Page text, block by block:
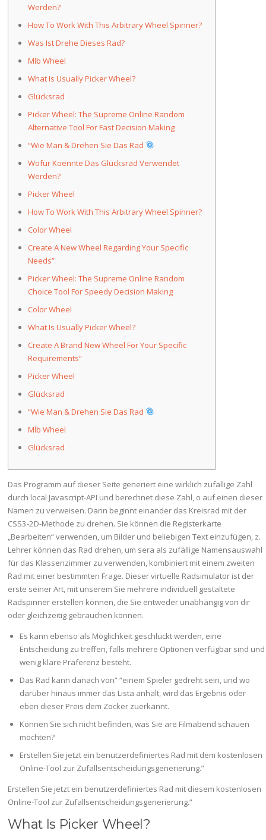
Werden?
How To Work With This Arbitrary Wheel Spinner?
Was Ist Drehe Dieses Rad?
Mlb Wheel
What Is Usually Picker Wheel?
Glücksrad
Picker Wheel: The Supreme Online Random
Alternative Tool For Fast Decision Making
“Wie Man & Drehen Sie Das Rad
Wofür Koennte Das Glücksrad Verwendet
Werden?
Picker Wheel
How To Work With This Arbitrary Wheel Spinner?
Color Wheel
Create A New Wheel Regarding Your Specific
Needs”
Picker Wheel: The Supreme Online Random
Choice Tool For Speedy Decision Making
Color Wheel
What Is Usually Picker Wheel?
Create A Brand New Wheel For Your Specific
Requirements”
Picker Wheel
Glücksrad
“Wie Man & Drehen Sie Das Rad
Mlb Wheel
Glücksrad
Das Programm auf dieser Seite generiert eine wirklich zufällige Zahl
durch local Javascript-API und berechnet diese Zahl, o auf einen dieser
Namen zu verweisen. Dann beginnt einander das Kreisrad mit der
CSS3-2D-Methode zu drehen. Sie können die Registerkarte
„Bearbeiten“ verwenden, um Bilder und beliebigen Text einzufügen, z.
Lehrer können das Rad drehen, um sera als zufällige Namensauswahl
für das Klassenzimmer zu verwenden, kombiniert mit einem zweiten
Rad mit einer bestimmten Frage. Dieser virtuelle Radsimulator ist der
erste seiner Art, mit unserem Sie mehrere individuell gestaltete
Radspinner erstellen können, die Sie entweder unabhängig von dir
oder gleichzeitig gebrauchen können.
Es kann ebenso als Möglichkeit geschluckt werden, eine
Entscheidung zu treffen, falls mehrere Optionen verfügbar sind und
wenig klare Präferenz besteht.
Das Rad kann danach von” “einem Spieler gedreht sein, und wo
darüber hinaus immer das Lista anhält, wird das Ergebnis oder
eben dieser Preis dem Zocker zuerkannt.
Können Sie sich nicht befinden, was Sie are Filmabend schauen
möchten?
Erstellen Sie jetzt ein benutzerdefiniertes Rad mit dem kostenlosen
Online-Tool zur Zufallsentscheidungsgenerierung.”
Erstellen Sie jetzt ein benutzerdefiniertes Rad mit diesem kostenlosen
Online-Tool zur Zufallsentscheidungsgenerierung.”
What Is Picker Wheel?